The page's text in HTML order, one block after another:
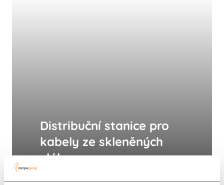
Distribuční stanice pro
kabely ze skleněných
vláken
”Široká škála komponentů,